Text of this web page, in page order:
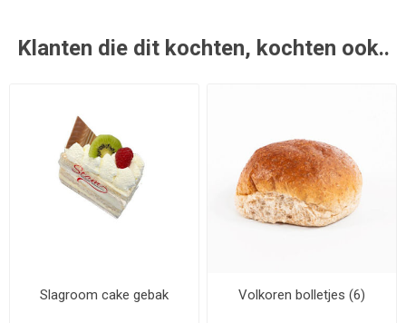
Klanten die dit kochten, kochten ook..
Slagroom cake gebak Volkoren bolletjes (6)